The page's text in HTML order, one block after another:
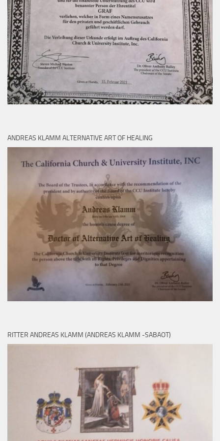
ANDREAS KLAMM ALTERNATIVE ART OF HEALING
RITTER ANDREAS KLAMM (ANDREAS KLAMM -SABAOT)